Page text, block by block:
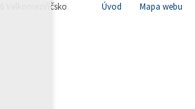
Velkomeziříčsko Úvod Mapa webu